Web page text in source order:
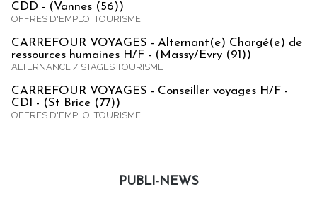
CDD - (Vannes (56))
OFFRES D'EMPLOI TOURISME
CARREFOUR VOYAGES - Alternant(e) Chargé(e) de
ressources humaines H/F - (Massy/Evry (91))
ALTERNANCE / STAGES TOURISME
CARREFOUR VOYAGES - Conseiller voyages H/F -
CDI - (St Brice (77))
OFFRES D'EMPLOI TOURISME
PUBLI-NEWS